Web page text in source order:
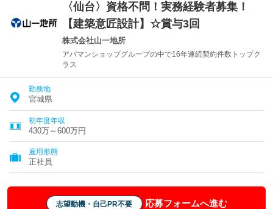
〈仙台〉資格不問！実務経験者募集！
【建築意匠設計】☆賞与3回
株式会社山一地所
アパマンショップグループの中で16年連続契約件数トップク
ラス
勤務地
宮城県
初年度年収
430万～600万円
雇用形態
正社員
志望動機・自己PR不要 応募フォームへ進む